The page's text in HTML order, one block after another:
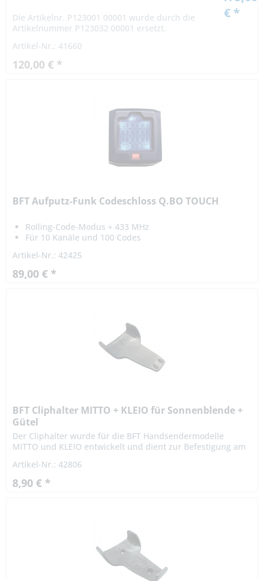
Die Artikelnr. P123001 00001 wurde durch die
Artikelnummer P123032 00001 ersetzt.
Artikel-Nr.: 41660
120,00 € *
€ *
BFT Aufputz-Funk Codeschloss Q.BO TOUCH
Rolling-Code-Modus + 433 MHz
Für 10 Kanäle und 100 Codes
Artikel-Nr.: 42425
89,00 € *
BFT Cliphalter MITTO + KLEIO für Sonnenblende +
Gütel
Der Cliphalter wurde für die BFT Handsendermodelle
MITTO und KLEIO entwickelt und dient zur Befestigung am
Herstellernummer: N999521...
Artikel-Nr.: 42806
8,90 € *